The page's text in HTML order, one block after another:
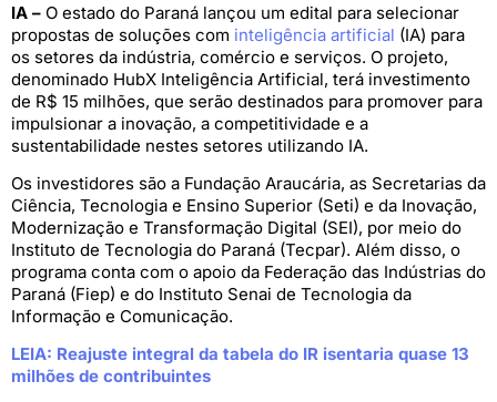
IA – O estado do Paraná lançou um edital para selecionar
propostas de soluções com inteligência artificial (IA) para
os setores da indústria, comércio e serviços. O projeto,
denominado HubX Inteligência Artificial, terá investimento
de R$ 15 milhões, que serão destinados para promover para
impulsionar a inovação, a competitividade e a
sustentabilidade nestes setores utilizando IA.
Os investidores são a Fundação Araucária, as Secretarias da
Ciência, Tecnologia e Ensino Superior (Seti) e da Inovação,
Modernização e Transformação Digital (SEI), por meio do
Instituto de Tecnologia do Paraná (Tecpar). Além disso, o
programa conta com o apoio da Federação das Indústrias do
Paraná (Fiep) e do Instituto Senai de Tecnologia da
Informação e Comunicação.
LEIA: Reajuste integral da tabela do IR isentaria quase 13
milhões de contribuintes